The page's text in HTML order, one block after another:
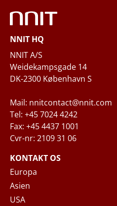
Phone
Questions and/or needs
When you submit your
contact form, NNIT
Notice
rights and how NNIT
NNIT HQ
NNIT A/S
Weidekampsgade 14
DK-2300 København S
Mail: nnitcontact@nnit.com
Tel: +45 7024 4242
Fax: +45 4437 1001
Cvr-nr: 2109 31 06
KONTAKT OS
Europa
Asien
USA